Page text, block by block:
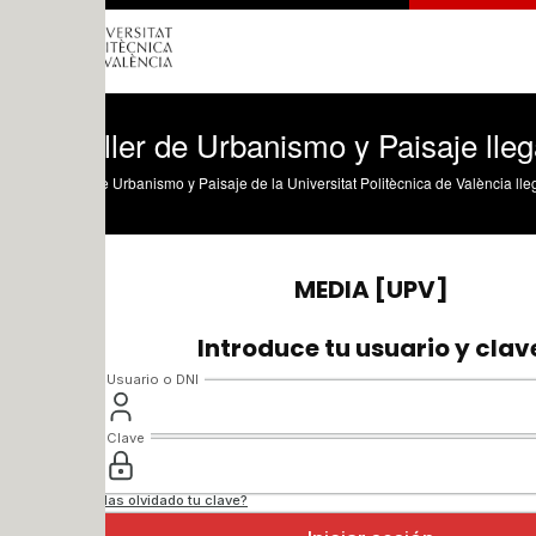
de Urbanismo y Paisaje llega a